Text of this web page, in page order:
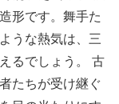
形です。舞手た
うな熱気は、三
るでしょう。 古
たちが受け継ぐ